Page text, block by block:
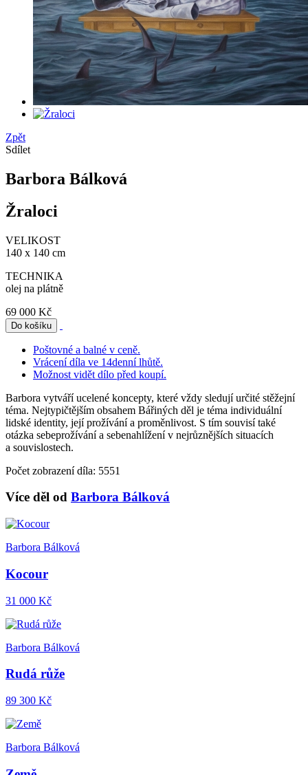
Zpět
Sdílet
Barbora Bálková
Žraloci
VELIKOST
140 x 140 cm
TECHNIKA
olej na plátně
69 000 Kč
Poštovné a balné v ceně.
Vrácení díla ve 14denní lhůtě.
Možnost vidět dílo před koupí.
Barbora vytváří ucelené koncepty, které vždy sledují určité stěžejní
téma. Nejtypičtějším obsahem Bářiných děl je téma individuální
lidské identity, její prožívání a proměnlivost. S tím souvisí také
otázka sebeprožívání a sebenahlížení v nejrůznějších situacích
a souvislostech.
Počet zobrazení díla: 5551
Více děl od Barbora Bálková
Barbora Bálková
Kocour
31 000 Kč
Barbora Bálková
Rudá růže
89 300 Kč
Barbora Bálková